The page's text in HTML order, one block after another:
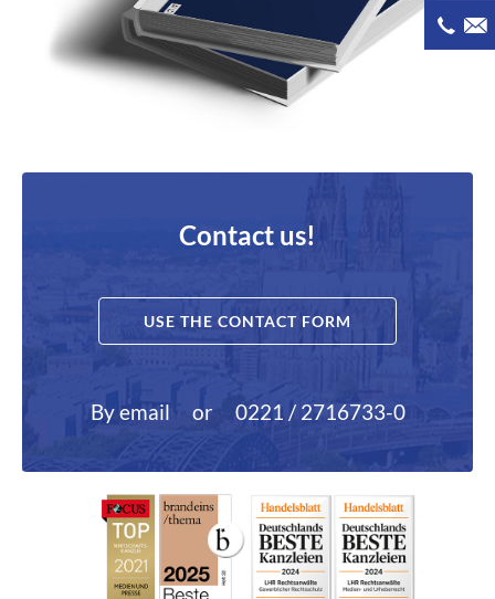
Contact us!
USE THE CONTACT FORM
By email or 0221 / 2716733-0